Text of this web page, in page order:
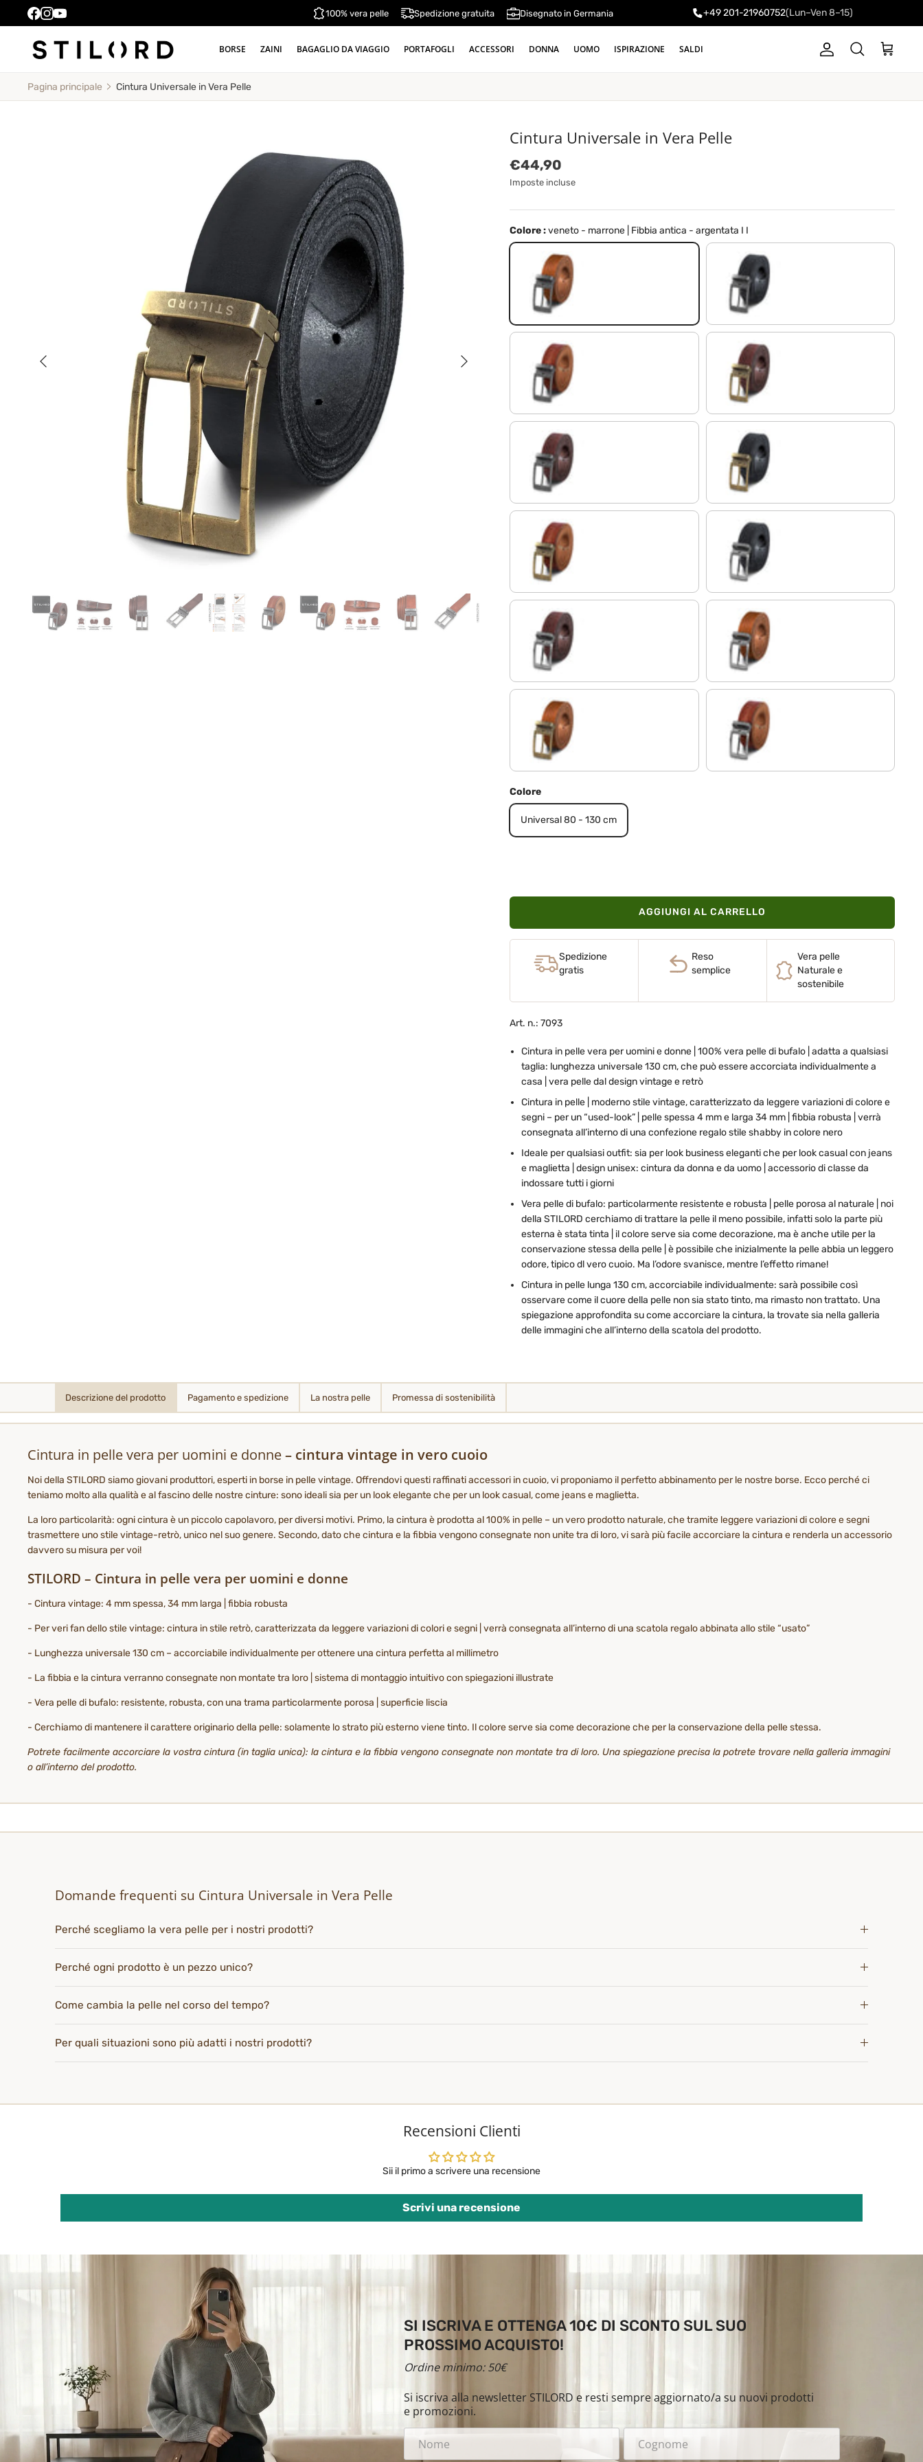
100% vera pelle Spedizione gratuita Disegnato in Germania +49 201-21960752(Lun–Ven 8–15)
BORSE ZAINI BAGAGLIO DA VIAGGIO PORTAFOGLI ACCESSORI DONNA UOMO ISPIRAZIONE SALDI Account
Cerca Carrello
Pagina principale Cintura Universale in Vera Pelle
Indietro Avanti
Cintura Universale in Vera Pelle
Prezzo normale
€44,90
Imposte incluse
Colore :veneto - marrone | Fibbia antica - argentata I I
veneto - marrone | Fibbia antica - argentata I I nero | Fibbia antica - argentata I I
toscana - marrone | Fibbia antica - argentata I I cresto - marrone | Fibbia antica - bronzea I I
cresto - marrone | Fibbia antica - argentata I I nero | Fibbia antica - bronzea I I
toscana - marrone | Fibbia antica - bronzea I I nero | Fibbia spazzolata - argentata I I
cresto - marrone | Fibbia spazzolata - argentata I Iveneto - marrone | Fibbia spazzolata -
veneto - marrone | Fibbia antica - bronzea I I toscana - marrone | Fibbia spazzolata -
Colore
Universal 80 - 130 cm
AGGIUNGI AL CARRELLO
Spedizione
gratis
Reso
semplice
Vera pelle
Naturale e
sostenibile
Art. n.: 7093
Cintura in pelle vera per uomini e donne | 100% vera pelle di bufalo | adatta a qualsiasi
taglia: lunghezza universale 130 cm, che può essere accorciata individualmente a
casa | vera pelle dal design vintage e retrò
Cintura in pelle | moderno stile vintage, caratterizzato da leggere variazioni di colore e
segni – per un “used-look” | pelle spessa 4 mm e larga 34 mm | fibbia robusta | verrà
consegnata all’interno di una confezione regalo stile shabby in colore nero
Ideale per qualsiasi outfit: sia per look business eleganti che per look casual con jeans
e maglietta | design unisex: cintura da donna e da uomo | accessorio di classe da
indossare tutti i giorni
Vera pelle di bufalo: particolarmente resistente e robusta | pelle porosa al naturale | noi
della STILORD cerchiamo di trattare la pelle il meno possibile, infatti solo la parte più
esterna è stata tinta | il colore serve sia come decorazione, ma è anche utile per la
conservazione stessa della pelle | è possibile che inizialmente la pelle abbia un leggero
odore, tipico dl vero cuoio. Ma l’odore svanisce, mentre l’effetto rimane!
Cintura in pelle lunga 130 cm, accorciabile individualmente: sarà possibile così
osservare come il cuore della pelle non sia stato tinto, ma rimasto non trattato. Una
spiegazione approfondita su come accorciare la cintura, la trovate sia nella galleria
delle immagini che all’interno della scatola del prodotto.
Descrizione del prodotto Pagamento e spedizione La nostra pelle Promessa di sostenibilità
Cintura in pelle vera per uomini e donne– cintura vintage in vero cuoio
Noi della STILORD siamo giovani produttori, esperti in borse in pelle vintage. Offrendovi questi raffinati accessori in cuoio, vi proponiamo il perfetto abbinamento per le nostre borse. Ecco perché ci
teniamo molto alla qualità e al fascino delle nostre cinture: sono ideali sia per un look elegante che per un look casual, come jeans e maglietta.
La loro particolarità: ogni cintura è un piccolo capolavoro, per diversi motivi. Primo, la cintura è prodotta al 100% in pelle – un vero prodotto naturale, che tramite leggere variazioni di colore e segni
trasmettere uno stile vintage-retrò, unico nel suo genere. Secondo, dato che cintura e la fibbia vengono consegnate non unite tra di loro, vi sarà più facile accorciare la cintura e renderla un accessorio
davvero su misura per voi!
STILORD – Cintura in pelle vera per uomini e donne
- Cintura vintage: 4 mm spessa, 34 mm larga | fibbia robusta
- Per veri fan dello stile vintage: cintura in stile retrò, caratterizzata da leggere variazioni di colori e segni | verrà consegnata all’interno di una scatola regalo abbinata allo stile “usato”
- Lunghezza universale 130 cm – accorciabile individualmente per ottenere una cintura perfetta al millimetro
- La fibbia e la cintura verranno consegnate non montate tra loro | sistema di montaggio intuitivo con spiegazioni illustrate
- Vera pelle di bufalo: resistente, robusta, con una trama particolarmente porosa | superficie liscia
- Cerchiamo di mantenere il carattere originario della pelle: solamente lo strato più esterno viene tinto. Il colore serve sia come decorazione che per la conservazione della pelle stessa.
Potrete facilmente accorciare la vostra cintura (in taglia unica): la cintura e la fibbia vengono consegnate non montate tra di loro. Una spiegazione precisa la potrete trovare nella galleria immagini
o all’interno del prodotto.
Domande frequenti su Cintura Universale in Vera Pelle
Perché scegliamo la vera pelle per i nostri prodotti?
Perché ogni prodotto è un pezzo unico?
Come cambia la pelle nel corso del tempo?
Per quali situazioni sono più adatti i nostri prodotti?
Recensioni Clienti
Sii il primo a scrivere una recensione
Scrivi una recensione
SI ISCRIVA E OTTENGA 10€ DI SCONTO SUL SUO
PROSSIMO ACQUISTO!
Ordine minimo: 50€
Si iscriva alla newsletter STILORD e resti sempre aggiornato/a su nuovi prodotti
e promozioni.